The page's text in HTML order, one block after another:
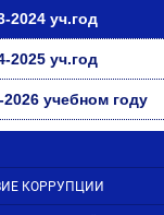
2024 уч.год
2025 уч.год
учебном году
КОРРУПЦИИ